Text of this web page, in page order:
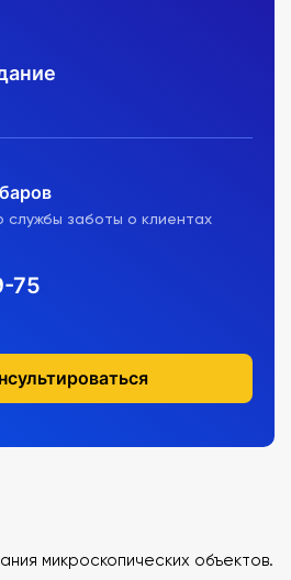
заботы о клиентах
75
микроскопических объектов.